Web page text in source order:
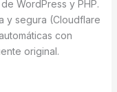
WordPress y PHP.
y segura (Cloudflare
con
original.